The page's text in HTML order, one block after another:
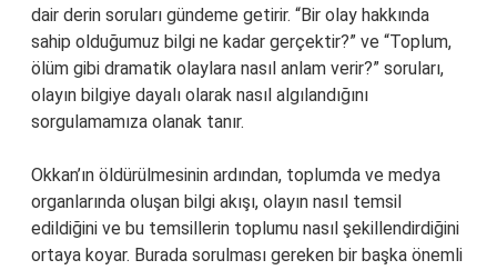
dair derin soruları gündeme getirir. “Bir olay hakkında
sahip olduğumuz bilgi ne kadar gerçektir?” ve “Toplum,
ölüm gibi dramatik olaylara nasıl anlam verir?” soruları,
olayın bilgiye dayalı olarak nasıl algılandığını
sorgulamamıza olanak tanır.
Okkan’ın öldürülmesinin ardından, toplumda ve medya
organlarında oluşan bilgi akışı, olayın nasıl temsil
edildiğini ve bu temsillerin toplumu nasıl şekillendirdiğini
ortaya koyar. Burada sorulması gereken bir başka önemli